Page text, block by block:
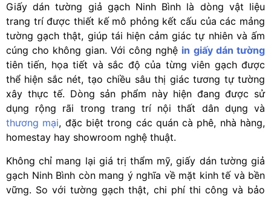
Giấy dán tường giả gạch Ninh Bình là dòng vật liệu
trang trí được thiết kế mô phỏng kết cấu của các mảng
tường gạch thật, giúp tái hiện cảm giác tự nhiên và ấm
cúng cho không gian. Với công nghệ in giấy dán tường
tiên tiến, họa tiết và sắc độ của từng viên gạch được
thể hiện sắc nét, tạo chiều sâu thị giác tương tự tường
xây thực tế. Dòng sản phẩm này hiện đang được sử
dụng rộng rãi trong trang trí nội thất dân dụng và
thương mại, đặc biệt trong các quán cà phê, nhà hàng,
homestay hay showroom nghệ thuật.
Không chỉ mang lại giá trị thẩm mỹ, giấy dán tường giả
gạch Ninh Bình còn mang ý nghĩa về mặt kinh tế và bền
vững. So với tường gạch thật, chi phí thi công và bảo